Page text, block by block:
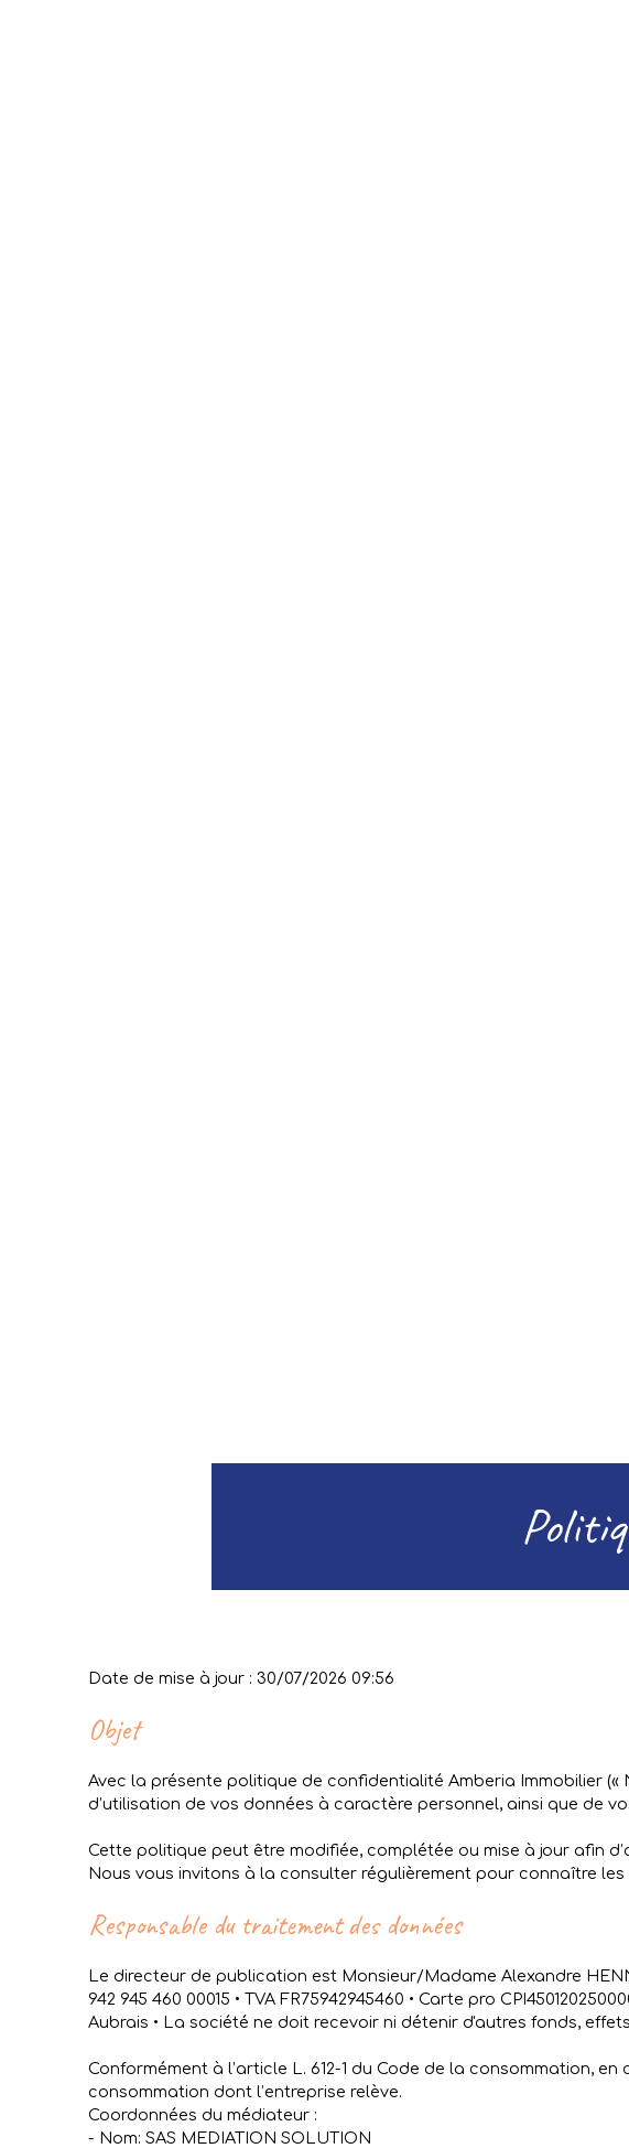
Date de mise à jour : 30/07/2026 09:56
Objet
Avec la présente politique de confidentialité Amberia Immobilier
d’utilisation de vos données à caractère personnel, ainsi que de
Cette politique peut être modifiée, complétée ou mise à jour afin
Nous vous invitons à la consulter régulièrement pour connaître les
Responsable du traitement des données
Le directeur de publication est Monsieur/Madame Alexandre
942 945 460 00015 • TVA FR75942945460 • Carte pro
Aubrais • La société ne doit recevoir ni détenir d'autres fonds,
Conformément à l’article L. 612-1 du Code de la consommation,
consommation dont l’entreprise relève.
Coordonnées du médiateur :
- Nom: SAS MEDIATION SOLUTION